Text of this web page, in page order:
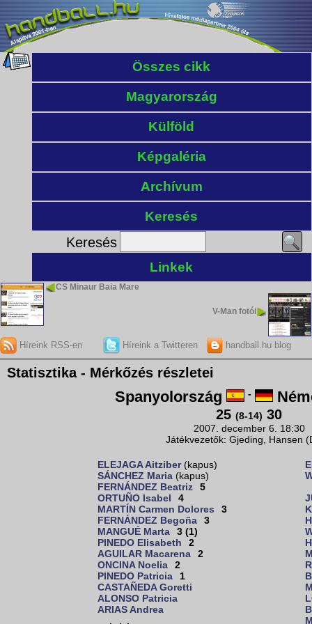
Összes cikk
Magyarország
Külföld
Képgaléria
Archívum
Keresés
Keresés
Linkek
CS Minaur Baia Mare
V-Man fotói
Híreink RSS-en Híreink a Twitteren handball.hu blog
Statisztika - Mérkőzés részletei
Spanyolország -
25 (8-14) 30
2007. december 6. 18:30
Játékvezetők: Gjeding, Hansen
ELEJAGA Aitziber(kapus)
SÁNCHEZ Maria (kapus)
FERNÁNDEZ Beatriz
5
ORTUÑO Isabel
4
MARTÍN Carmen Dolores
3
FERNÁNDEZ Begoña
3
MANGUÉ Marta
3 (1)
PINEDO Elisabeth
2
AGUILAR Macarena
2
ONCINA Noelia
2
PINEDO Patricia
1
CASTAÑEDA Goretti
ALONSO Patricia
ARIAS Andrea